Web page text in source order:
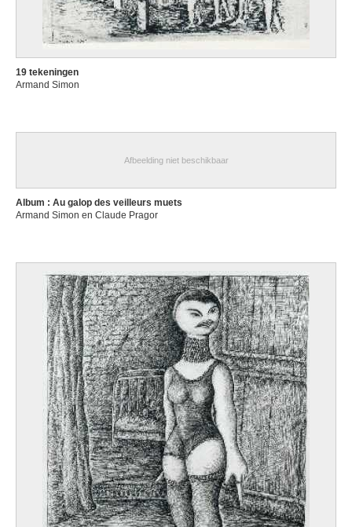
19 tekeningen
Armand Simon
Afbeelding niet beschikbaar
Album : Au galop des veilleurs muets
Armand Simon en Claude Pragor